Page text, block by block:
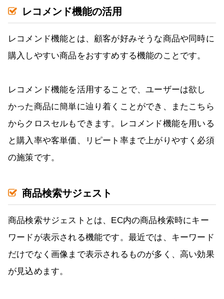
レコメンド機能の活用
レコメンド機能とは、顧客が好みそうな商品や同時に
購入しやすい商品をおすすめする機能のことです。
レコメンド機能を活用することで、ユーザーは欲し
かった商品に簡単に辿り着くことができ、またこちら
からクロスセルもできます。レコメンド機能を用いる
と購入率や客単価、リピート率まで上がりやすく必須
の施策です。
商品検索サジェスト
商品検索サジェストとは、EC内の商品検索時にキー
ワードが表示される機能です。最近では、キーワード
だけでなく画像まで表示されるものが多く、高い効果
が見込めます。